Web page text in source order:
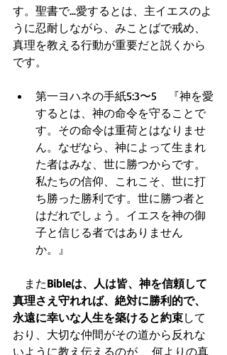
す。聖書で...愛するとは、主イエスのよ
うに忍耐しながら、みことばで戒め、
真理を教える行動が重要だと説くから
です。
第一ヨハネの手紙5:3〜5　『神を愛
するとは、神の命令を守ることで
す。その命令は重荷とはなりませ
ん。なぜなら、神によって生まれ
た者はみな、世に勝つからです。
私たちの信仰、これこそ、世に打
ち勝った勝利です。世に勝つ者と
はだれでしょう。イエスを神の御
子と信じる者ではありません
か。』
またBibleは、人は皆、神を信頼して
真理さえ守れれば、絶対に勝利的で、
永遠に幸いな人生を築けると約束して
おり、大切な仲間がその道から反れな
いように教え伝えるのが 、何よりの真